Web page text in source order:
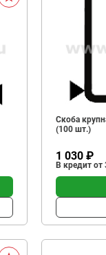
Скоба
(100 шт.)
1 030 ₽
В кредит от